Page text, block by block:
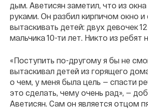
дым. Аветисян заметил, что из
руками. Он разбил кирпичом окно и
вытаскивать детей: двух девочек
мальчика 10-ти лет. Никто из ребят
«Поступить по-другому я бы не
вытаскивал детей из горящего
о чем, у меня была цель — спасти
это сделать, чему очень рад», —
Аветисян. Сам он является отцом